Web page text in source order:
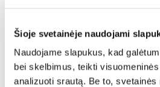
Šioje svetainėje naudojami
Naudojame slapukus, kad
bei skelbimus, teikti
analizuoti srautą. Be to,